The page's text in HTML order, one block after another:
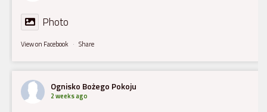
Photo
View on Facebook · Share
Ognisko Bożego Pokoju
2 weeks ago